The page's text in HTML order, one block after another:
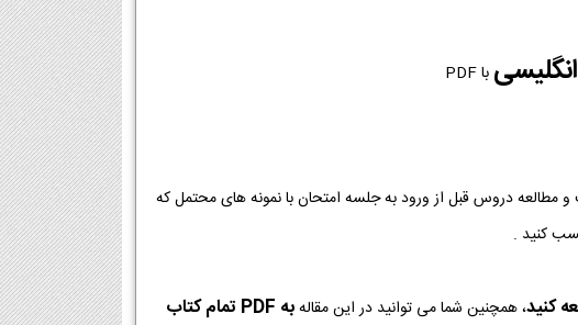
با PDF
و مطالعه دروس قبل از ورود به جلسه امتحان با نمونه های محتمل که
کنید .
کنید، همچنین شما می توانید در این مقاله
به PDF تمام کتاب